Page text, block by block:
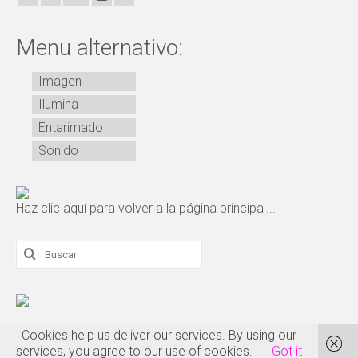
Menu alternativo:
Imagen
Ilumina
Entarimado
Sonido
Haz clic aquí para volver a la página principal...
Buscar
por:
© 2026 Good Moodsic
Cookies help us deliver our services. By using our
services, you agree to our use of cookies.
Got it